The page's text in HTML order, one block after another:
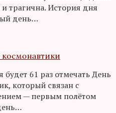
трагична. История дня
день…
космонавтики
будет 61 раз отмечать День
который связан с
— первым полётом